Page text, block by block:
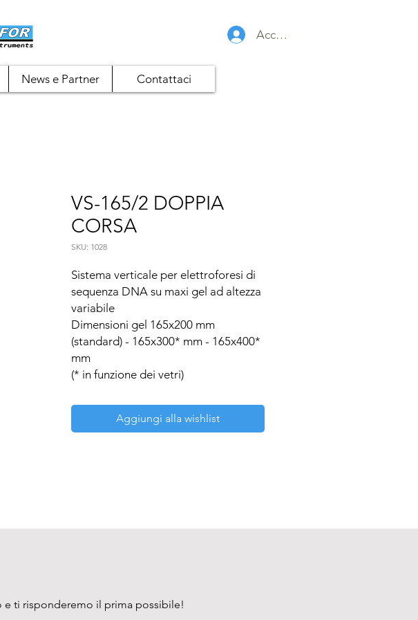
Accedi
News e Partner Contattaci
VS-165/2 DOPPIA
CORSA
SKU: 1028
Sistema verticale per elettroforesi di
sequenza DNA su maxi gel ad altezza
variabile
Dimensioni gel 165x200 mm
(standard) - 165x300* mm - 165x400*
mm
(* in funzione dei vetri)
Aggiungi alla wishlist
ti risponderemo il prima possibile!